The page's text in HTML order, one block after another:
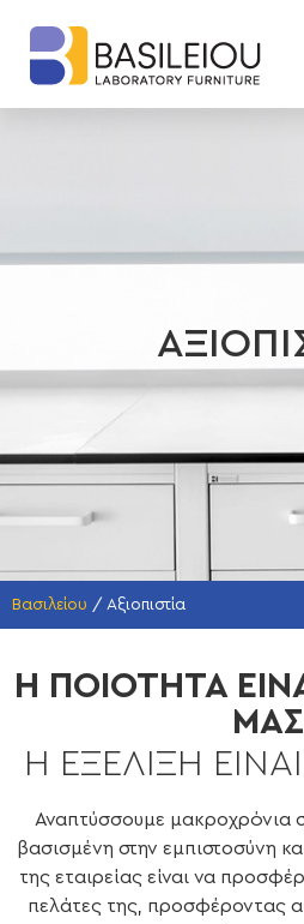
Βασιλείου / Αξιοπιστία
Η ΠΟΙΟΤΗΤΑ
ΜΑΣ
Η ΕΞΕΛΙΞΗ
Αναπτύσσουμε μακροχρόνια
βασισμένη στην εμπιστοσύνη
της εταιρείας είναι να
πελάτες της, προσφέροντας